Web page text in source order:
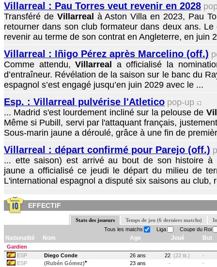
Villarreal : Pau Torres veut revenir en 2028
Transféré de Villarreal à Aston Villa en 2023, Pau
retourner dans son club formateur dans deux ans.
revenir au terme de son contrat en Angleterre, en juin
Villarreal : Iñigo Pérez après Marcelino (off.)
Comme attendu,Villarreal
a officialisé la
d’entraîneur. Révélation de la saison sur le banc du
espagnol s’est engagé jusqu’en juin 2029 avec le ...
Esp. : Villarreal pulvérise l'Atletico pop-up
... Madrid s'est lourdement incliné sur la pelouse de
Même si Pubill, servi par l'attaquant français,
Sous-marin jaune a déroulé, grâce à une fin de
Villarreal : départ confirmé pour Parejo (off.)
... ette saison) est arrivé au bout de son histoire à
jaune a officialisé ce jeudi le départ du milieu de
L'international espagnol a disputé six saisons au club,
EFFECTIF
Stats des joueurs Temps de jeu (6 derniers matchs)
Tous les matchs
Liga Coupe du Roi
Nationalité Nom Age Joué But
Gardien
ESP
Diego Conde 26 ans 22 (22 tit.)
-
ESP
(Rubén Gómez)* 23 ans -
-